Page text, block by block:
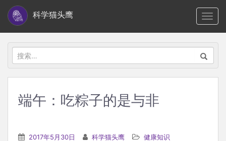
i
科学猫头鹰
搜
索：
端午：吃粽子的是与非
2017年5月30日 科学猫头鹰 健康知识